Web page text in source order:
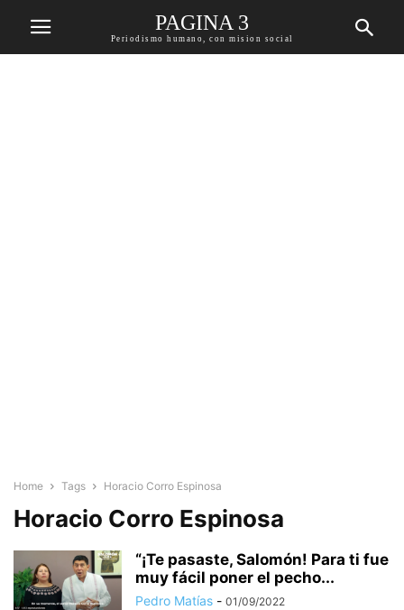
PAGINA 3
Periodismo humano, con mision social
Home Tags Horacio Corro Espinosa
Horacio Corro Espinosa
“¡Te pasaste, Salomón! Para ti fue
muy fácil poner el pecho...
Pedro Matías - 01/09/2022